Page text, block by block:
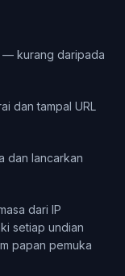
— kurang daripada
dan tampal URL
dan lancarkan
dari IP
setiap undian
papan pemuka